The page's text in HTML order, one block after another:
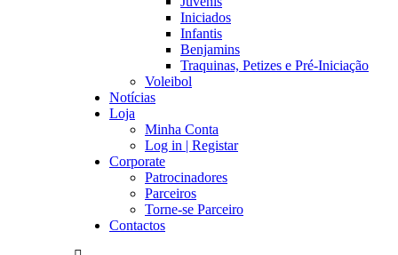
Iniciados
Infantis
Benjamins
Traquinas, Petizes e Pré-Iniciação
Voleibol
Notícias
Loja
Minha Conta
Log in | Registar
Corporate
Patrocinadores
Parceiros
Torne-se Parceiro
Contactos